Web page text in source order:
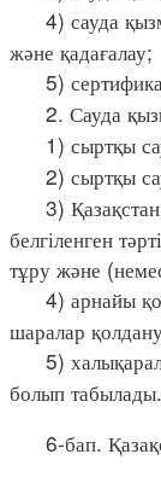
4) сауда
және қадағалау;
5)
2. Сауда
1) сыртқы
2) сыртқы
3) Қазақстан
белгіленген
тұру және
4) арнайы
шаралар
5)
болып табылады.
6-бап.